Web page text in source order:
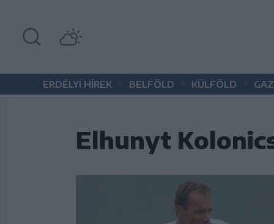
ERDÉLYI HÍREK BELFÖLD KÜLFÖLD
Elhunyt